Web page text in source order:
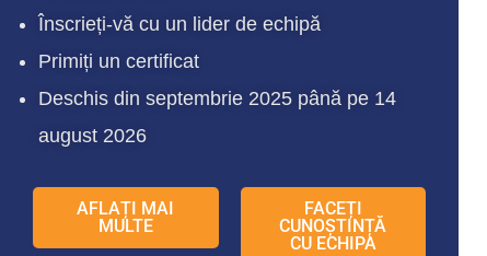
Înscrieți-vă cu un lider de echipă
Primiți un certificat
Deschis din septembrie 2025 până pe 14
august 2026
AFLAȚI MAI
MULTE
FACEȚI
CUNOȘTINȚĂ
CU ECHIPA